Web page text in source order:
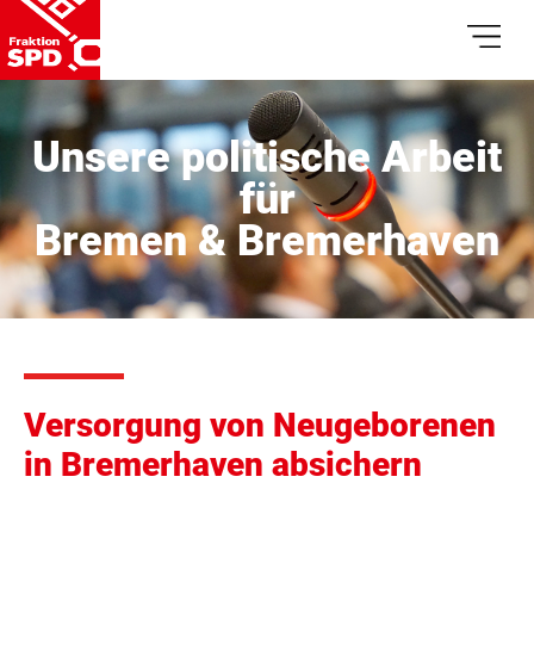
Unsere politische Arbeit
für
Bremen & Bremerhaven
Versorgung von Neugeborenen
in Bremerhaven absichern